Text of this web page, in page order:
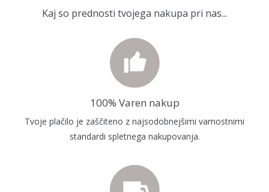
Kaj so prednosti tvojega nakupa pri nas...
100% Varen nakup
Tvoje plačilo je zaščiteno z najsodobnejšimi varnostnimi
standardi spletnega nakupovanja.